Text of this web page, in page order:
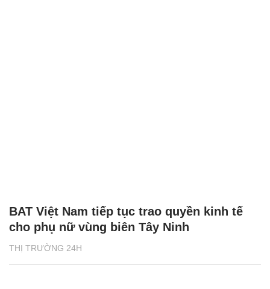
THỊ TRƯỜNG 24H
BAT Việt Nam tiếp tục trao quyền kinh tế
cho phụ nữ vùng biên Tây Ninh